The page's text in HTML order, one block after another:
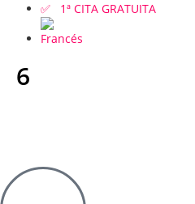
✅ 1ª CITA GRATUITA
6